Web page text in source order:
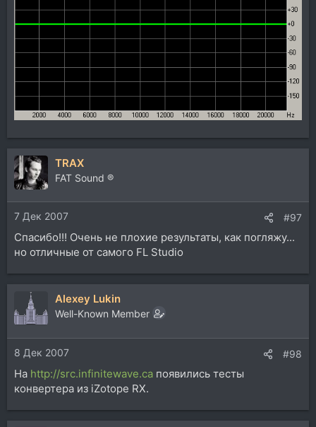
TRAX
FAT Sound ®
7 Дек 2007 #97
Спасибо!!! Очень не плохие результаты, как погляжу...
но отличные от самого FL Studio
Alexey Lukin
Well-Known Member
8 Дек 2007 #98
На http://src.infinitewave.ca появились тесты
конвертера из iZotope RX.